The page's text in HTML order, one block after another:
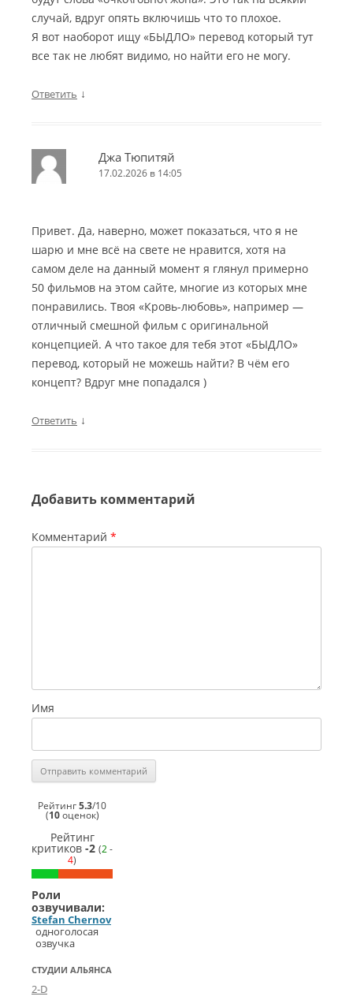
случай, вдруг опять включишь что то плохое.
Я вот наоборот ищу «БЫДЛО» перевод который тут
все так не любят видимо, но найти его не могу.
Ответить ↓
Джа Тюпитяй
17.02.2026 в 14:05
Привет. Да, наверно, может показаться, что я не
шарю и мне всё на свете не нравится, хотя на
самом деле на данный момент я глянул примерно
50 фильмов на этом сайте, многие из которых мне
понравились. Твоя «Кровь-любовь», например —
отличный смешной фильм с оригинальной
концепцией. А что такое для тебя этот «БЫДЛО»
перевод, который не можешь найти? В чём его
концепт? Вдруг мне попадался )
Ответить ↓
Добавить комментарий
Комментарий *
Имя
Рейтинг5.3/10
(10оценок)
Рейтинг
критиков-2 (2 -
4)
Роли
озвучивали:
Stefan Chernov
одноголосая
озвучка
СТУДИИ АЛЬЯНСА
2-D